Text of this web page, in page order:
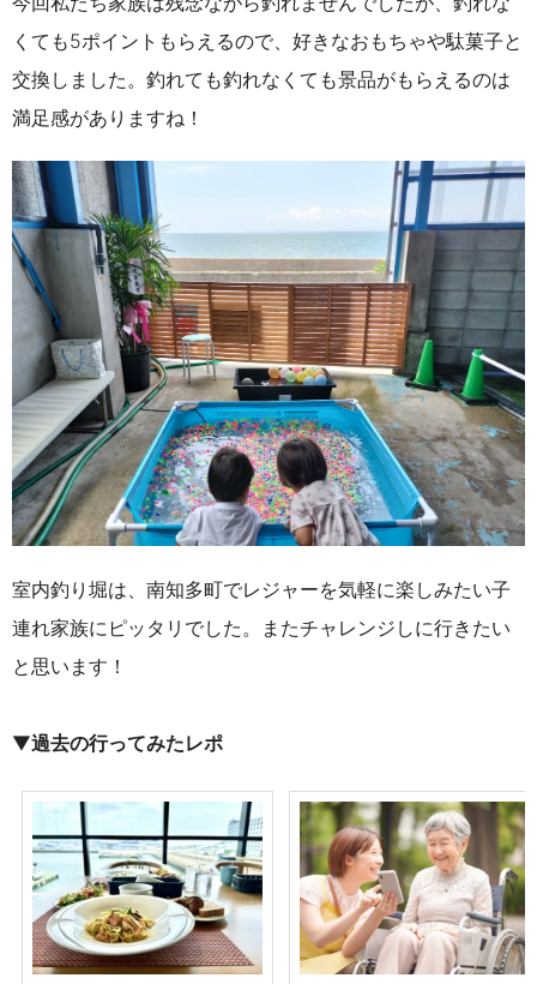
くても5ポイントもらえるので、好きなおもちゃや駄菓子と
交換しました。釣れても釣れなくても景品がもらえるのは
満足感がありますね！
室内釣り堀は、南知多町でレジャーを気軽に楽しみたい子
連れ家族にピッタリでした。またチャレンジしに行きたい
と思います！
▼過去の行ってみたレポ